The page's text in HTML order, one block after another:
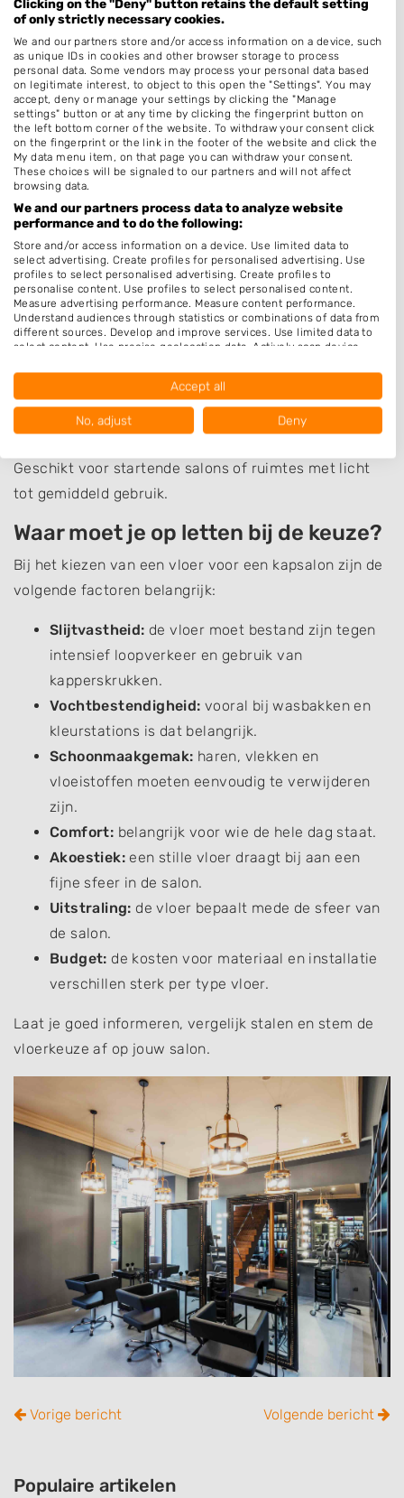
Geschikt voor salons met een strak interieur waar
hygiëne en onderhoudsgemak belangrijk zijn.
Vinylvloer
Vinyl is een flexibele kunststof vloer die in banen of
tegels wordt gelegd. Het is budgetvriendelijk.
Voordelen
Lage aanschafprijs
Comfortabel en enigszins geluiddempend
Keuze uit diverse designs
Nadelen
Minder duurzaam dan pvc
Gevoelig voor indrukken
Toepassing
Geschikt voor startende salons of ruimtes met licht
tot gemiddeld gebruik.
Waar moet je op letten bij de keuze?
Bij het kiezen van een vloer voor een kapsalon zijn de
volgende factoren belangrijk:
Slijtvastheid: de vloer moet bestand zijn tegen
intensief loopverkeer en gebruik van
kapperskrukken.
Vochtbestendigheid: vooral bij wasbakken en
kleurstations is dat belangrijk.
Schoonmaakgemak: haren, vlekken en
vloeistoffen moeten eenvoudig te verwijderen
zijn.
Comfort: belangrijk voor wie de hele dag staat.
Akoestiek: een stille vloer draagt bij aan een
fijne sfeer in de salon.
Uitstraling: de vloer bepaalt mede de sfeer van
de salon.
Budget: de kosten voor materiaal en installatie
verschillen sterk per type vloer.
Laat je goed informeren, vergelijk stalen en stem de
vloerkeuze af op jouw salon.
Vorige bericht Volgende bericht
Populaire artikelen
of only strictly necessary cookies.
We and our partners store and/or access information on a device, such
as unique IDs in cookies and other browser storage to process
personal data. Some vendors may process your personal data based
on legitimate interest, to object to this open the "Settings". You may
accept, deny or manage your settings by clicking the "Manage
settings" button or at any time by clicking the fingerprint button on
the left bottom corner of the website. To withdraw your consent click
on the fingerprint or the link in the footer of the website and click the
My data menu item, on that page you can withdraw your consent.
These choices will be signaled to our partners and will not affect
browsing data.
We and our partners process data to analyze website
performance and to do the following:
Store and/or access information on a device. Use limited data to
select advertising. Create profiles for personalised advertising. Use
profiles to select personalised advertising. Create profiles to
personalise content. Use profiles to select personalised content.
Measure advertising performance. Measure content performance.
Understand audiences through statistics or combinations of data from
different sources. Develop and improve services. Use limited data to
select content. Use precise geolocation data. Actively scan device
Data may be shared outside of the European Union and send to the
Your consent and the cookie policy applies solely to this website/app.
View Partner List (1017 IAB Vendors)
We use your data for the following purposes:
Store and/or access information on a device
Use limited data to select advertising
advertising
Use profiles to select personalised content
Measure advertising performance
Measure content performance
Understand audiences through statistics
or combinations of data from different
sources
Develop and improve services
IAB Special Features:
Use precise geolocation data
Identify devices based on information
actively requested
Performance
Functional
Advertising
Accept all
No, adjust Deny